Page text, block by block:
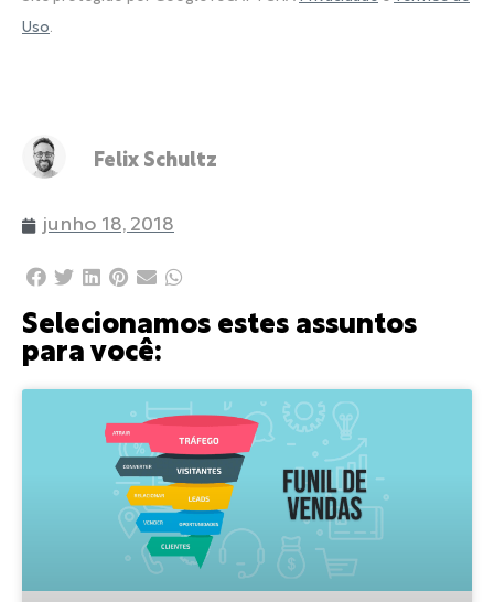
Uso.
Felix Schultz
junho 18, 2018
Selecionamos estes assuntos
para você: